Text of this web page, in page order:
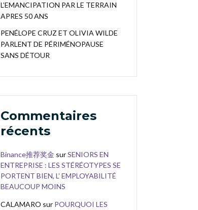
L’EMANCIPATION PAR LE TERRAIN
APRES 50 ANS
PENÉLOPE CRUZ ET OLIVIA WILDE
PARLENT DE PÉRIMÉNOPAUSE
SANS DÉTOUR
Commentaires
récents
Binance推荐奖金 surSENIORS EN
ENTREPRISE : LES STÉRÉOTYPES SE
PORTENT BIEN, L’ EMPLOYABILITÉ
BEAUCOUP MOINS
CALAMARO sur POURQUOI LES